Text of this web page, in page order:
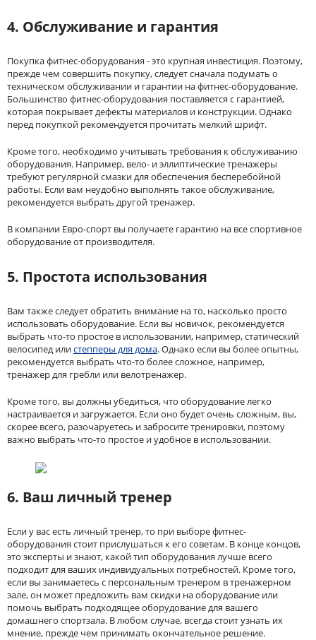
4. Обслуживание и гарантия
Покупка фитнес-оборудования - это крупная инвестиция. Поэтому,
прежде чем совершить покупку, следует сначала подумать о
техническом обслуживании и гарантии на фитнес-оборудование.
Большинство фитнес-оборудования поставляется с гарантией,
которая покрывает дефекты материалов и конструкции. Однако
перед покупкой рекомендуется прочитать мелкий шрифт.
Кроме того, необходимо учитывать требования к обслуживанию
оборудования. Например, вело- и эллиптические тренажеры
требуют регулярной смазки для обеспечения бесперебойной
работы. Если вам неудобно выполнять такое обслуживание,
рекомендуется выбрать другой тренажер.
В компании Евро-спорт вы получаете гарантию на все спортивное
оборудование от производителя.
5. Простота использования
Вам также следует обратить внимание на то, насколько просто
использовать оборудование. Если вы новичок, рекомендуется
выбрать что-то простое в использовании, например, статический
велосипед илистепперы для дома. Однако если вы более опытны,
рекомендуется выбрать что-то более сложное, например,
тренажер для гребли или велотренажер.
Кроме того, вы должны убедиться, что оборудование легко
настраивается и загружается. Если оно будет очень сложным, вы,
скорее всего, разочаруетесь и забросите тренировки, поэтому
важно выбрать что-то простое и удобное в использовании.
6. Ваш личный тренер
Если у вас есть личный тренер, то при выборе фитнес-
оборудования стоит прислушаться к его советам. В конце концов,
это эксперты и знают, какой тип оборудования лучше всего
подходит для ваших индивидуальных потребностей. Кроме того,
если вы занимаетесь с персональным тренером в тренажерном
зале, он может предложить вам скидки на оборудование или
помочь выбрать подходящее оборудование для вашего
домашнего спортзала. В любом случае, всегда стоит узнать их
мнение, прежде чем принимать окончательное решение.